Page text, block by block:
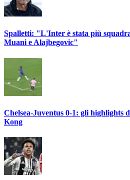
Spalletti: "L'Inter è stata più
Muani e Alajbegovic"
Chelsea-Juventus 0-1: gli highlights
Kong